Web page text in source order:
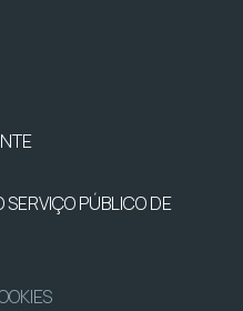
PÚBLICO DE